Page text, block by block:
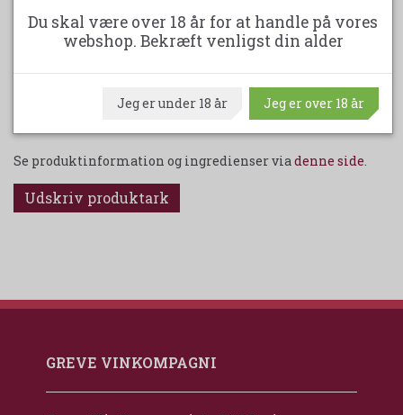
Princes, De Venoge var det første champagnehus, som via en
informativ bagsideetiket informerede forbrugerne om flaskernes indhold
ægte krystalglas. I de senere år, er striben af udmærkelser og
Se produktinformation og ingredienser viadenne side.
Udskriv produktark
GREVE VINKOMPAGNI
Du skal være over 18 år for at handle på vores
webshop. Bekræft venligst din alder
Jeg er under 18 år Jeg er over 18 år